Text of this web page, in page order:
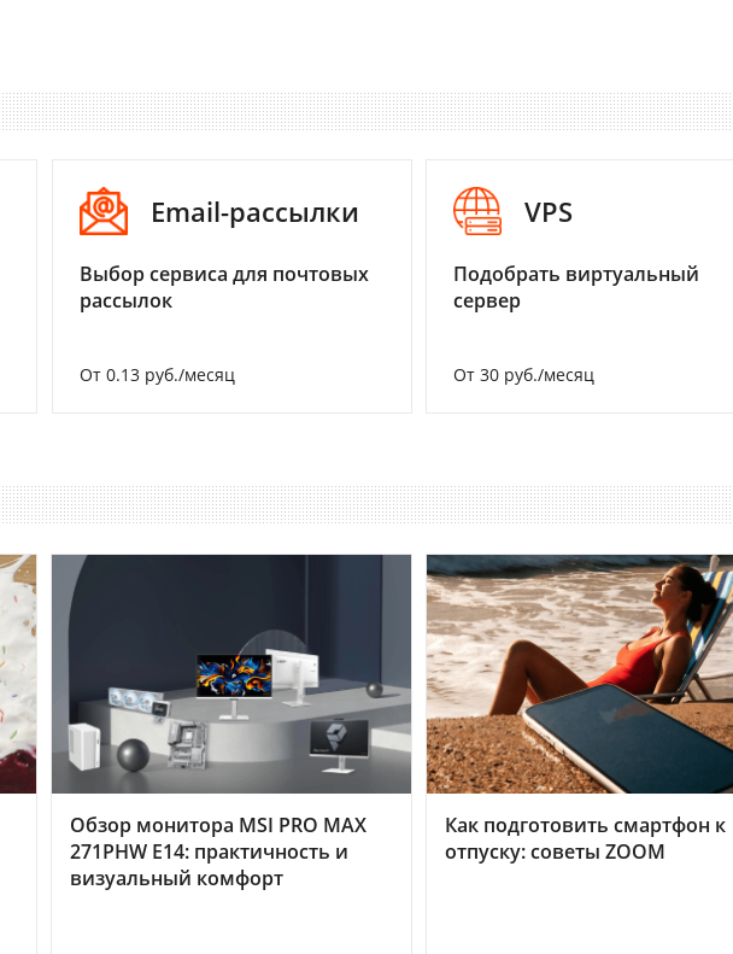
Email-рассылки
Выбор сервиса для почтовых
рассылок
От 0.13 руб./месяц
VPS
Подобрать виртуальный
сервер
От 30 руб./месяц
Обзор монитора MSI PRO MAX
271PHW E14: практичность и
визуальный комфорт
Как подготовить смартфон к
отпуску: советы ZOOM